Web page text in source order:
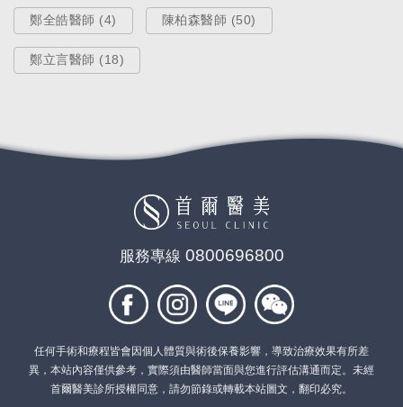
鄭全皓醫師 (4) 陳柏森醫師 (50)
鄭立言醫師 (18)
服務專線 0800696800
任何手術和療程皆會因個人體質與術後保養影響，導致治療效果有所差
異，本站內容僅供參考，實際須由醫師當面與您進行評估溝通而定。未經
首爾醫美診所授權同意，請勿節錄或轉載本站圖文，翻印必究。